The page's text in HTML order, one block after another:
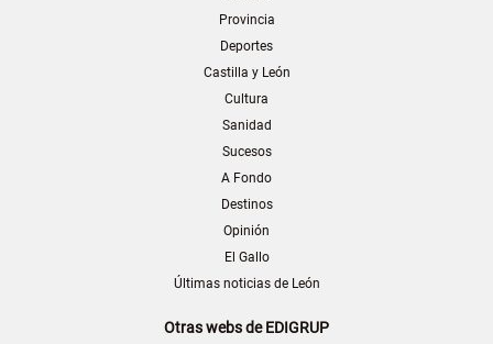
Provincia
Deportes
Castilla y León
Cultura
Sanidad
Sucesos
A Fondo
Destinos
Opinión
El Gallo
Últimas noticias de León
Otras webs de EDIGRUP